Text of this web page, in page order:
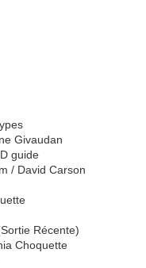
Givaudan
guide
/ David Carson
Récente)
Choquette